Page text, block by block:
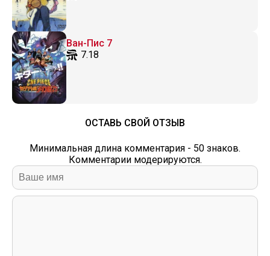
Ван-Пис 7
7.18
ОСТАВЬ СВОЙ ОТЗЫВ
Минимальная длина комментария - 50 знаков.
Комментарии модерируются.